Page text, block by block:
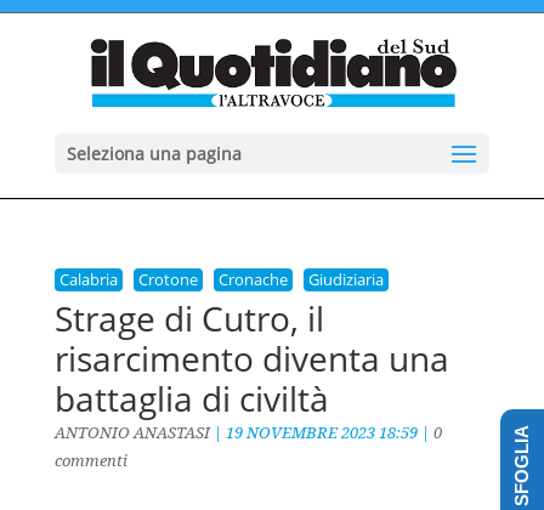
Seleziona una pagina
Calabria Crotone Cronache Giudiziaria
Strage di Cutro, il
risarcimento diventa una
battaglia di civiltà
ANTONIO ANASTASI| 19 NOVEMBRE 2023 18:59| 0
commenti
SFOGLIA